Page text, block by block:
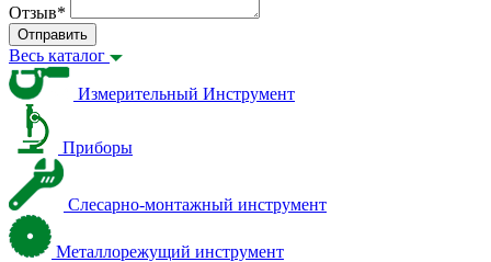
Отзыв*
Отправить
Весь каталог
Измерительный Инструмент
Приборы
Слесарно-монтажный инструмент
Металлорежущий инструмент